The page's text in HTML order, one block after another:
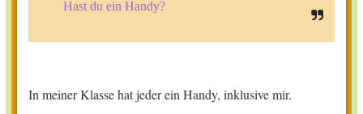
Hast du ein Handy?
In meiner Klasse hat jeder ein Handy, inklusive mir.